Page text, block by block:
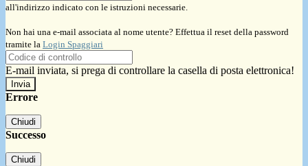
all'indirizzo indicato con le istruzioni necessarie.
Non hai una e-mail associata al nome utente? Effettua il reset della password
tramite la Login Spaggiari
E-mail inviata, si prega di controllare la casella di posta elettronica!
Errore
Chiudi
Successo
Chiudi